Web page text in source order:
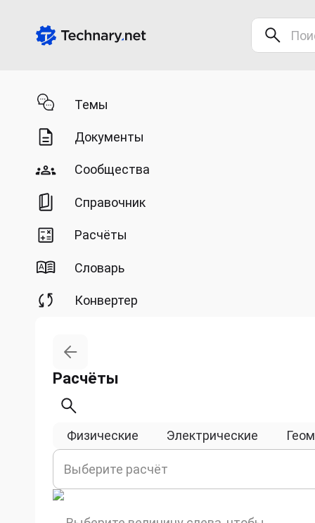
Темы
Документы
Сообщества
Справочник
Расчёты
Словарь
Конвертер
Расчёты
Физические Электрические
Выберите расчёт